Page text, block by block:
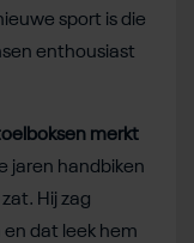
sport is die
enthousiast
merkt
jaren handbiken
Hij zag
dat leek hem